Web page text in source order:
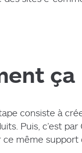
ça
consiste à
Puis, c’est
même support